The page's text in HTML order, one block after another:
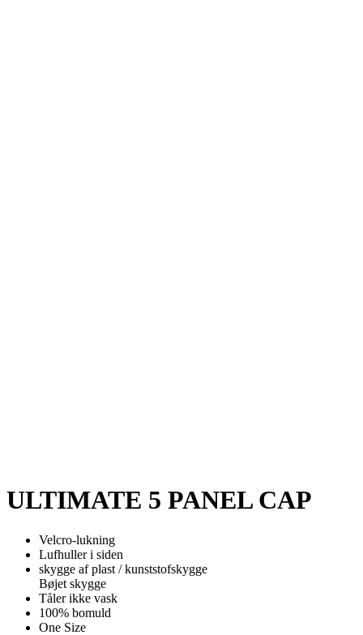
ULTIMATE 5 PANEL CAP
Velcro-lukning
Lufhuller i siden
skygge af plast / kunststofskygge
Bøjet skygge
Tåler ikke vask
100% bomuld
One Size